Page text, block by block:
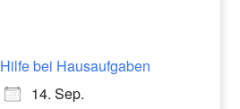
Hilfe bei Hausaufgaben
14. Sep.